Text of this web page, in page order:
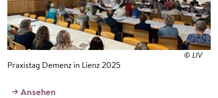
© LIV
Praxistag Demenz in Lienz 2025
Ansehen